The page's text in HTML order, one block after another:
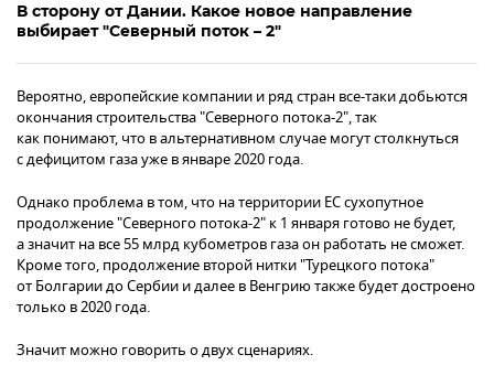
В сторону от Дании. Какое новое направление
выбирает "Северный поток – 2"
Вероятно, европейские компании и ряд стран все-таки добьются
окончания строительства "Северного потока-2", так
как понимают, что в альтернативном случае могут столкнуться
с дефицитом газа уже в январе 2020 года.
Однако проблема в том, что на территории ЕС сухопутное
продолжение "Северного потока-2" к 1 января готово не будет,
а значит на все 55 млрд кубометров газа он работать не сможет.
Кроме того, продолжение второй нитки "Турецкого потока"
от Болгарии до Сербии и далее в Венгрию также будет достроено
только в 2020 года.
Значит можно говорить о двух сценариях.